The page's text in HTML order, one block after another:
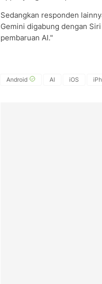
Sedangkan responden
Gemini digabung dengan
pembaruan AI."
Android AI iOS